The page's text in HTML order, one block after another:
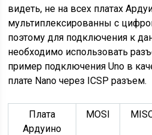
видеть, не на всех платах
мультиплексированны с
поэтому для подключения к
необходимо использовать
пример подключения Uno в
плате Nano через ICSP разъем.
Плата
Ардуино
MOSI